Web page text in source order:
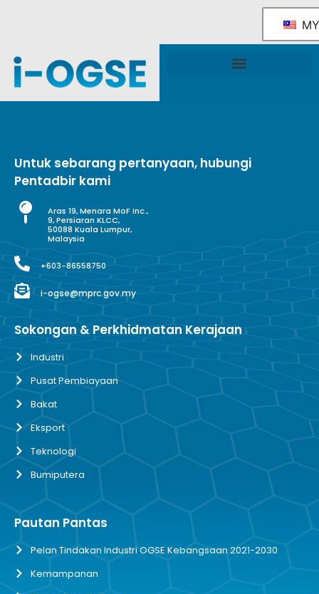
MY
Untuk sebarang pertanyaan, hubungi
Pentadbir kami
Aras 19, Menara MoF Inc.,
9, Persiaran KLCC,
50088 Kuala Lumpur,
Malaysia
+603-86558750
i-ogse@mprc.gov.my
Sokongan & Perkhidmatan Kerajaan
Industri
Pusat Pembiayaan
Bakat
Eksport
Teknologi
Bumiputera
Pautan Pantas
Pelan Tindakan Industri OGSE Kebangsaan 2021-2030
Kemampanan